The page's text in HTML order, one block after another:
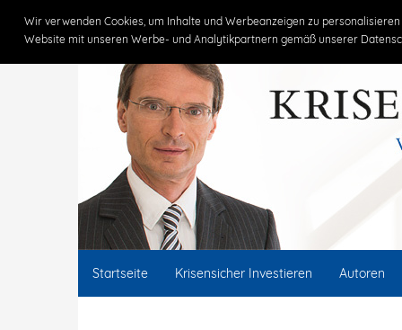
Wir verwenden Cookies, um Inhalte und Werbeanzeigen zu
Website mit unseren Werbe- und Analytikpartnern gemäß unserer
Claus Vogt
Startseite Krisensicher Investieren Autoren